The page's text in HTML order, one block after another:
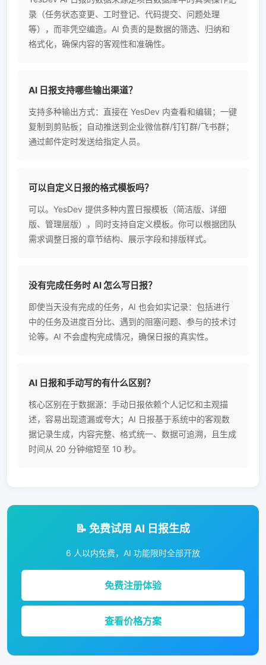
录（任务状态变更、工时登记、代码提交、问题处理
等），而非凭空编造。AI 负责的是数据的筛选、归纳和
格式化，确保内容的客观性和准确性。
AI 日报支持哪些输出渠道？
支持多种输出方式：直接在 YesDev 内查看和编辑；一键
复制到剪贴板；自动推送到企业微信群/钉钉群/飞书群；
通过邮件定时发送给指定人员。
可以自定义日报的格式模板吗？
可以。YesDev 提供多种内置日报模板（简洁版、详细
版、管理层版），同时支持自定义模板。你可以根据团队
需求调整日报的章节结构、展示字段和排版样式。
没有完成任务时 AI 怎么写日报？
即使当天没有完成的任务，AI 也会如实记录：包括进行
中的任务及进度百分比、遇到的阻塞问题、参与的技术讨
论等。AI 不会虚构完成情况，确保日报的真实性。
AI 日报和手动写的有什么区别？
核心区别在于数据源：手动日报依赖个人记忆和主观描
述，容易出现遗漏或夸大；AI 日报基于系统中的客观数
据记录生成，内容完整、格式统一、数据可追溯，且生成
时间从 20 分钟缩短至 10 秒。
📝 免费试用 AI 日报生成
6 人以内免费，AI 功能限时全部开放
免费注册体验
查看价格方案